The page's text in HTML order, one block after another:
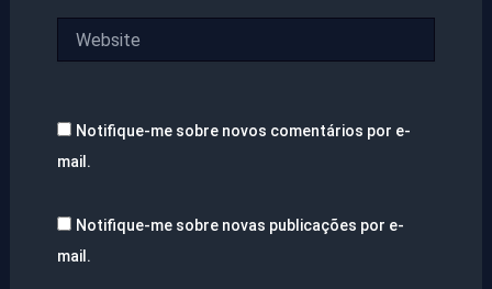
Notifique-me sobre novos comentários por e-
mail.
Notifique-me sobre novas publicações por e-
mail.